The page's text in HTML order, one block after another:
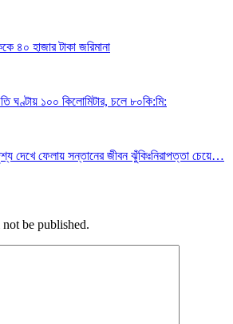
৪০ হাজার টাকা জরিমানা
ঘণ্টায় ১০০ কিলোমিটার, চলে ৮০কি:মি:
দেখে ফেলায় সন্তানের জীবন ঝুঁকিঃনিরাপত্তা চেয়ে…
be published.